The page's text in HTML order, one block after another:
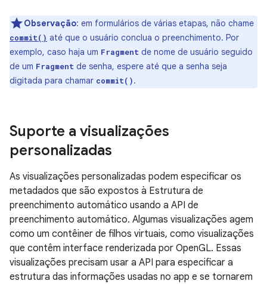
Observação: em formulários de várias etapas, não chame
commit() até que o usuário conclua o preenchimento. Por
exemplo, caso haja um Fragment de nome de usuário seguido
de um Fragment de senha, espere até que a senha seja
digitada para chamar commit().
Suporte a visualizações
personalizadas
As visualizações personalizadas podem especificar os
metadados que são expostos à Estrutura de
preenchimento automático usando a API de
preenchimento automático. Algumas visualizações agem
como um contêiner de filhos virtuais, como visualizações
que contêm interface renderizada por OpenGL. Essas
visualizações precisam usar a API para especificar a
estrutura das informações usadas no app e se tornarem